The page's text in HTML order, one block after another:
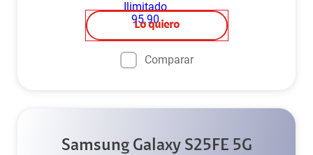
Lo quiero
Comparar
Samsung Galaxy S25FE 5G